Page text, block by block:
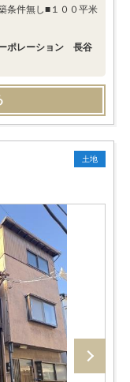
条件無し■１００平米
ポレーション 長谷
土地